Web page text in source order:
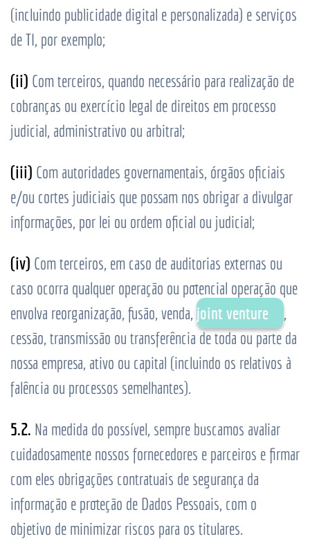
(incluindo publicidade digital e personalizada) e serviços
de TI, por exemplo;
(ii) Com terceiros, quando necessário para realização de
cobranças ou exercício legal de direitos em processo
judicial, administrativo ou arbitral;
(iii) Com autoridades governamentais, órgãos oficiais
e/ou cortes judiciais que possam nos obrigar a divulgar
informações, por lei ou ordem oficial ou judicial;
(iv) Com terceiros, em caso de auditorias externas ou
caso ocorra qualquer operação ou potencial operação que
envolva reorganização, fusão, venda, joint venture
,
cessão, transmissão ou transferência de toda ou parte da
nossa empresa, ativo ou capital (incluindo os relativos à
falência ou processos semelhantes).
5.2. Na medida do possível, sempre buscamos avaliar
cuidadosamente nossos fornecedores e parceiros e firmar
com eles obrigações contratuais de segurança da
informação e proteção de Dados Pessoais, com o
objetivo de minimizar riscos para os titulares.